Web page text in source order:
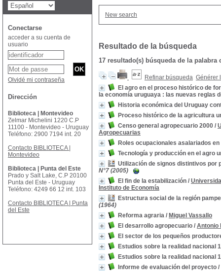
New search
Resultado de la búsqueda
17 resultado(s) búsqueda de la palabra
Refinar búsqueda Générer
El agro en el proceso histórico de
la economía uruguaya : las nuevas reglas
Historia económica del Uruguay
Proceso histórico de la agricultura
Censo general agropecuario 2000 /
Agropecuarias
Roles ocupacionales asalariados
Tecnología y producción en el agro
Utilización de signos distintivos por
N°7 (2005)
El fin de la estabilización /
Instituto de Economía
Estructura social de la región
(1964)
Reforma agraria / Miguel Vassallo
El desarrollo agropecuario / Antonio
El sector de los pequeños
Estudios sobre la realidad nacional
Estudios sobre la realidad nacional
Informe de evaluación del proyecto /
Conectarse
acceder a su cuenta de
usuario
Olvidé mi contraseña
Dirección
Biblioteca | Montevideo
Zelmar Michelini 1220 C.P
11100 - Montevideo - Uruguay
Teléfono: 2900 7194 int. 20
Contacto BIBLIOTECA |
Montevideo
Biblioteca | Punta del Este
Prado y Salt Lake, C.P 20100
Punta del Este - Uruguay
Teléfono: 4249 66 12 int. 103
Contacto BIBLIOTECA | Punta
del Este